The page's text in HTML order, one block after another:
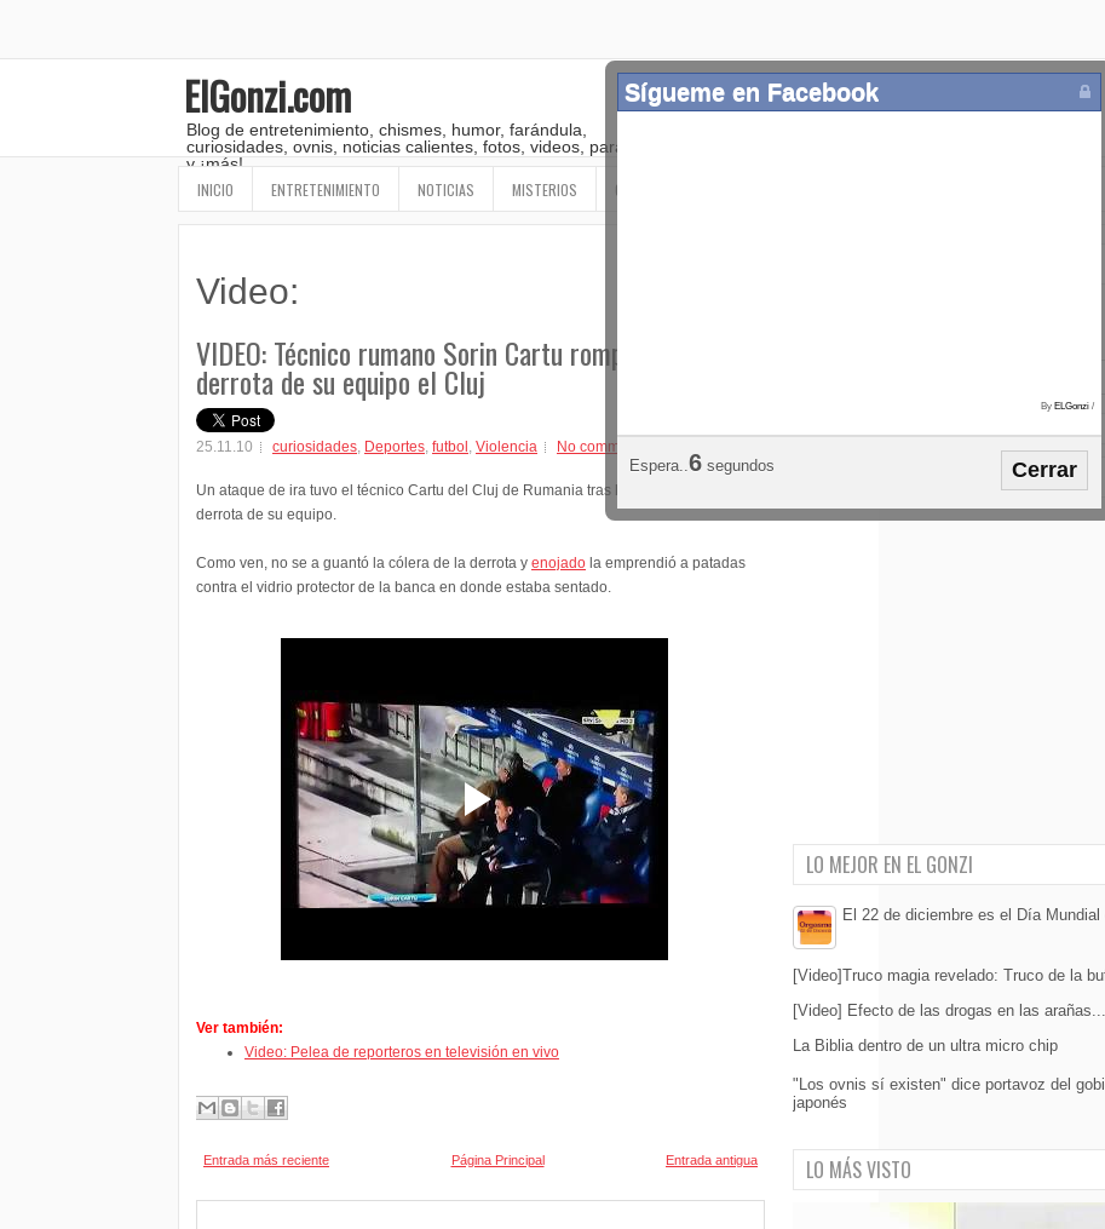
ElGonzi.com
Blog de entretenimiento, chismes, humor, farándula,
curiosidades, ovnis, noticias calientes, fotos, videos, paranormal
y ¡más!
INICIO ENTRETENIMIENTO NOTICIAS MISTERIOS OTROS
Video:
VIDEO: Técnico rumano Sorin Cartu rompió banca por
derrota de su equipo el Cluj
25.11.10 curiosidades, Deportes, futbol, Violencia No comments
Un ataque de ira tuvo el técnico Cartu del Cluj de Rumania tras la
derrota de su equipo.
Como ven, no se a guantó la cólera de la derrota y enojado la emprendió a patadas
contra el vidrio protector de la banca en donde estaba sentado.
Ver también:
Video: Pelea de reporteros en televisión en vivo
Entrada más reciente Entrada antigua
Página Principal
LO MEJOR EN EL GONZI
El 22 de diciembre es el Día Mundial
[Video]Truco magia revelado: Truco de la
[Video] Efecto de las drogas en las arañas...
La Biblia dentro de un ultra micro chip
"Los ovnis sí existen" dice portavoz del
japonés
Sígueme en Facebook
By ELGonzi /
Espera..5 segundos Cerrar
LO MÁS VISTO